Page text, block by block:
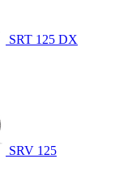
SRT 125 DX
SRV 125